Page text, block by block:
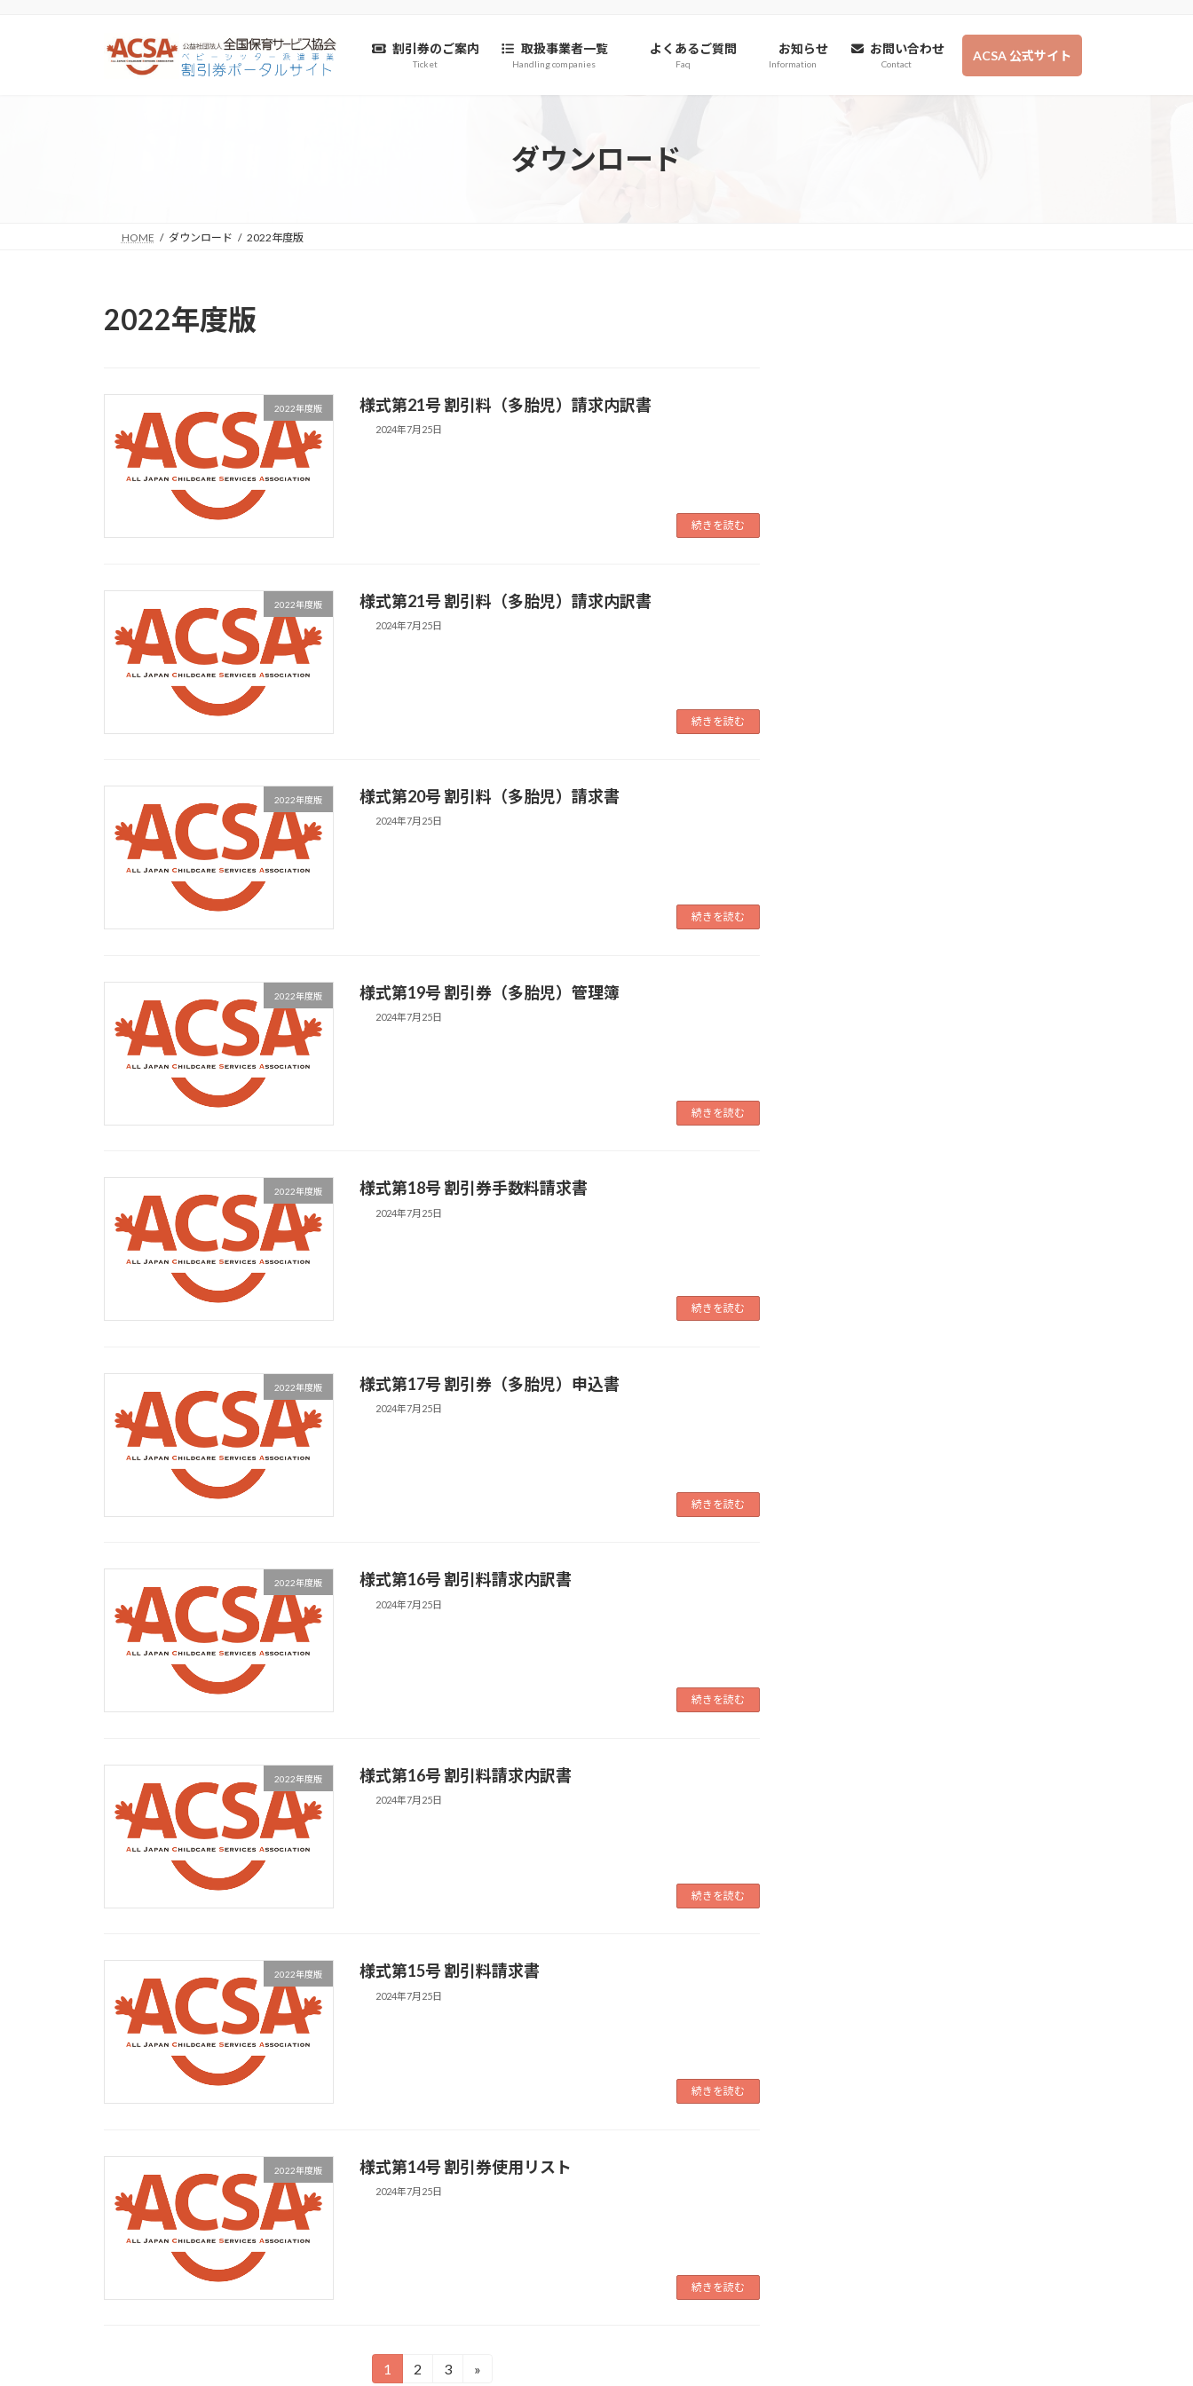
割引券のご案内
Ticket
取扱事業者一覧
Handling companies
よくあるご質問
Faq
お知らせ
Information
お問い合わせ
Contact
ACSA 公式サイト
ダウンロード
HOME ダウンロード 2022年度版
2022年度版
2022年度版 様式第21号 割引料（多胎児）請求内訳書
2024年7月25日
続きを読む
2022年度版 様式第21号 割引料（多胎児）請求内訳書
2024年7月25日
続きを読む
2022年度版 様式第20号 割引料（多胎児）請求書
2024年7月25日
続きを読む
2022年度版 様式第19号 割引券（多胎児）管理簿
2024年7月25日
続きを読む
2022年度版 様式第18号 割引券手数料請求書
2024年7月25日
続きを読む
2022年度版 様式第17号 割引券（多胎児）申込書
2024年7月25日
続きを読む
2022年度版 様式第16号 割引料請求内訳書
2024年7月25日
続きを読む
2022年度版 様式第16号 割引料請求内訳書
2024年7月25日
続きを読む
2022年度版 様式第15号 割引料請求書
2024年7月25日
続きを読む
2022年度版 様式第14号 割引券使用リスト
2024年7月25日
続きを読む
固
1
固
2
固
3 »